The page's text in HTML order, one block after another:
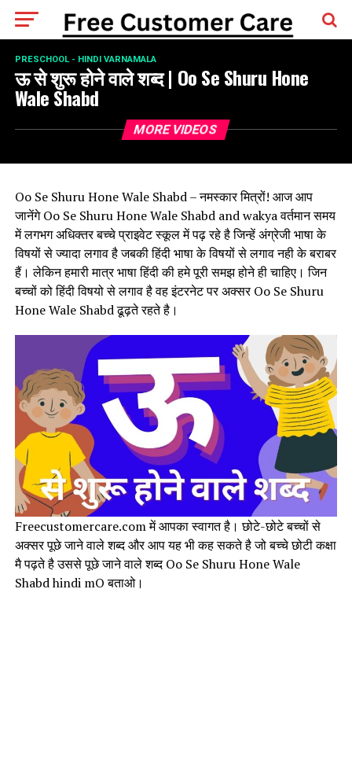
PRESCHOOL - HINDI VARNAMALA
ऊ से शुरू होने वाले शब्द | Oo Se Shuru Hone
Wale Shabd
MORE VIDEOS
Oo Se Shuru Hone Wale Shabd – नमस्कार मित्रों! आज आप
जानेंगे Oo Se Shuru Hone Wale Shabd and wakya वर्तमान समय
में लगभग अधिक्तर बच्चे प्राइवेट स्कूल में पढ़ रहे है जिन्हें अंग्रेजी भाषा के
विषयों से ज्यादा लगाव है जबकी हिंदी भाषा के विषयों से लगाव नही के बराबर
हैं। लेकिन हमारी मात्र भाषा हिंदी की हमे पूरी समझ होने ही चाहिए। जिन
बच्चों को हिंदी विषयो से लगाव है वह इंटरनेट पर अक्सर Oo Se Shuru
Hone Wale Shabd ढूढ़ते रहते है।
Freecustomercare.com में आपका स्वागत है। छोटे-छोटे बच्चों से
अक्सर पूछे जाने वाले शब्द और आप यह भी कह सकते है जो बच्चे छोटी कक्षा
मै पढ़ते है उससे पूछे जाने वाले शब्द Oo Se Shuru Hone Wale
Shabd hindi mO बताओ।